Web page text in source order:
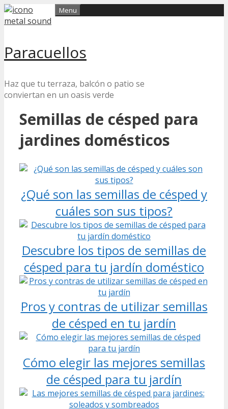
Skip
to
Paracuellos
Haz que tu terraza, balcón o patio se
conviertan en un oasis verde
Menu
Semillas de césped para
jardines domésticos
¿Qué son las semillas de césped y
cuáles son sus tipos?
Descubre los tipos de semillas de
césped para tu jardín doméstico
Pros y contras de utilizar semillas
de césped en tu jardín
Cómo elegir las mejores semillas
de césped para tu jardín